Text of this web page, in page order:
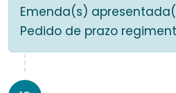
Emenda(s)
Pedido de prazo